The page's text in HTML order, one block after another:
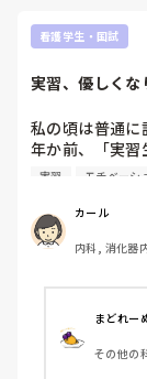
看護学生・国試
実習、優しくな
私の頃は普通に
年か前、「実習
と、その学校
の実習の具合
実習 モチベーシ
カール
内科, 消化器
まどれー
その他の